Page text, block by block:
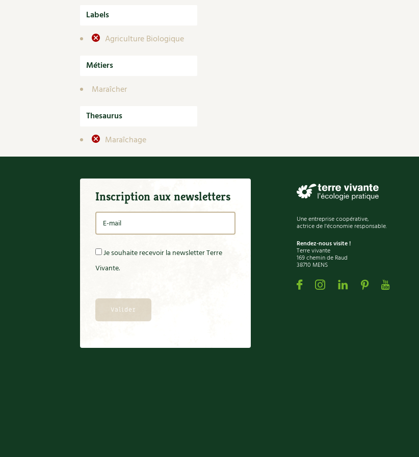
Labels
Agriculture Biologique
Métiers
Maraîcher
Thesaurus
Maraîchage
Inscription aux newsletters
Je souhaite recevoir la newsletter Terre
Vivante.
Une entreprise coopérative,
actrice de l'économie responsable.
Rendez-nous visite !
Terre vivante
169 chemin de Raud
38710 MENS
FacebookInstagramLinkedin
PinterestYoutube